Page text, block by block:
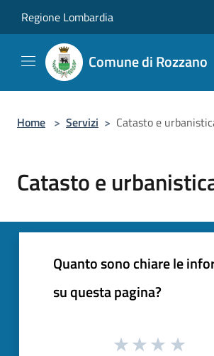
Regione Lombardia
Comune di Rozzano
Home > Servizi > Catasto e
Catasto e
Quanto sono chiare le
su questa pagina?